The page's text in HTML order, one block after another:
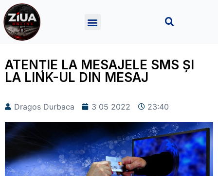
ATENȚIE LA MESAJELE SMS ȘI
LA LINK-UL DIN MESAJ
Dragos Durbaca 3 05 2022 23:40